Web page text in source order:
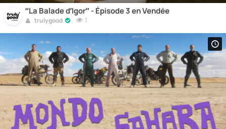
“La Balade d’Igor” - Épisode 3 en Vendée
trulygood 1